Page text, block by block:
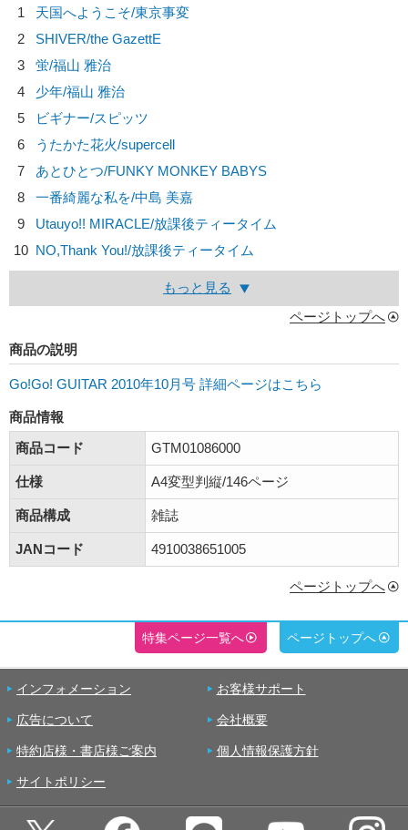
1
天国へようこそ/東京事変
2
SHIVER/the GazettE
3
蛍/福山 雅治
4
少年/福山 雅治
5
ビギナー/スピッツ
6
うたかた花火/supercell
7
あとひとつ/FUNKY MONKEY BABYS
8
一番綺麗な私を/中島 美嘉
9
Utauyo!! MIRACLE/放課後ティータイム
10 NO,Thank You!/放課後ティータイム
もっと見る
ページトップへ
商品の説明
Go!Go! GUITAR 2010年10月号 詳細ページはこちら
商品情報
商品コード
GTM01086000
仕様 A4変型判縦/146ページ
商品構成 雑誌
JANコード 4910038651005
ページトップへ
特集ページ一覧へ ページトップへ
インフォメーション お客様サポート
広告について 会社概要
特約店様・書店様ご案内 個人情報保護方針
サイトポリシー